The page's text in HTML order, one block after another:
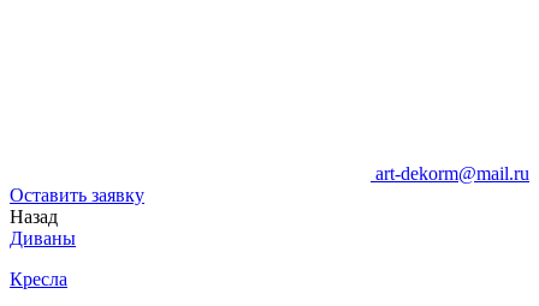
art-dekorm@mail.ru
Оставить заявку
Назад
Диваны
Кресла